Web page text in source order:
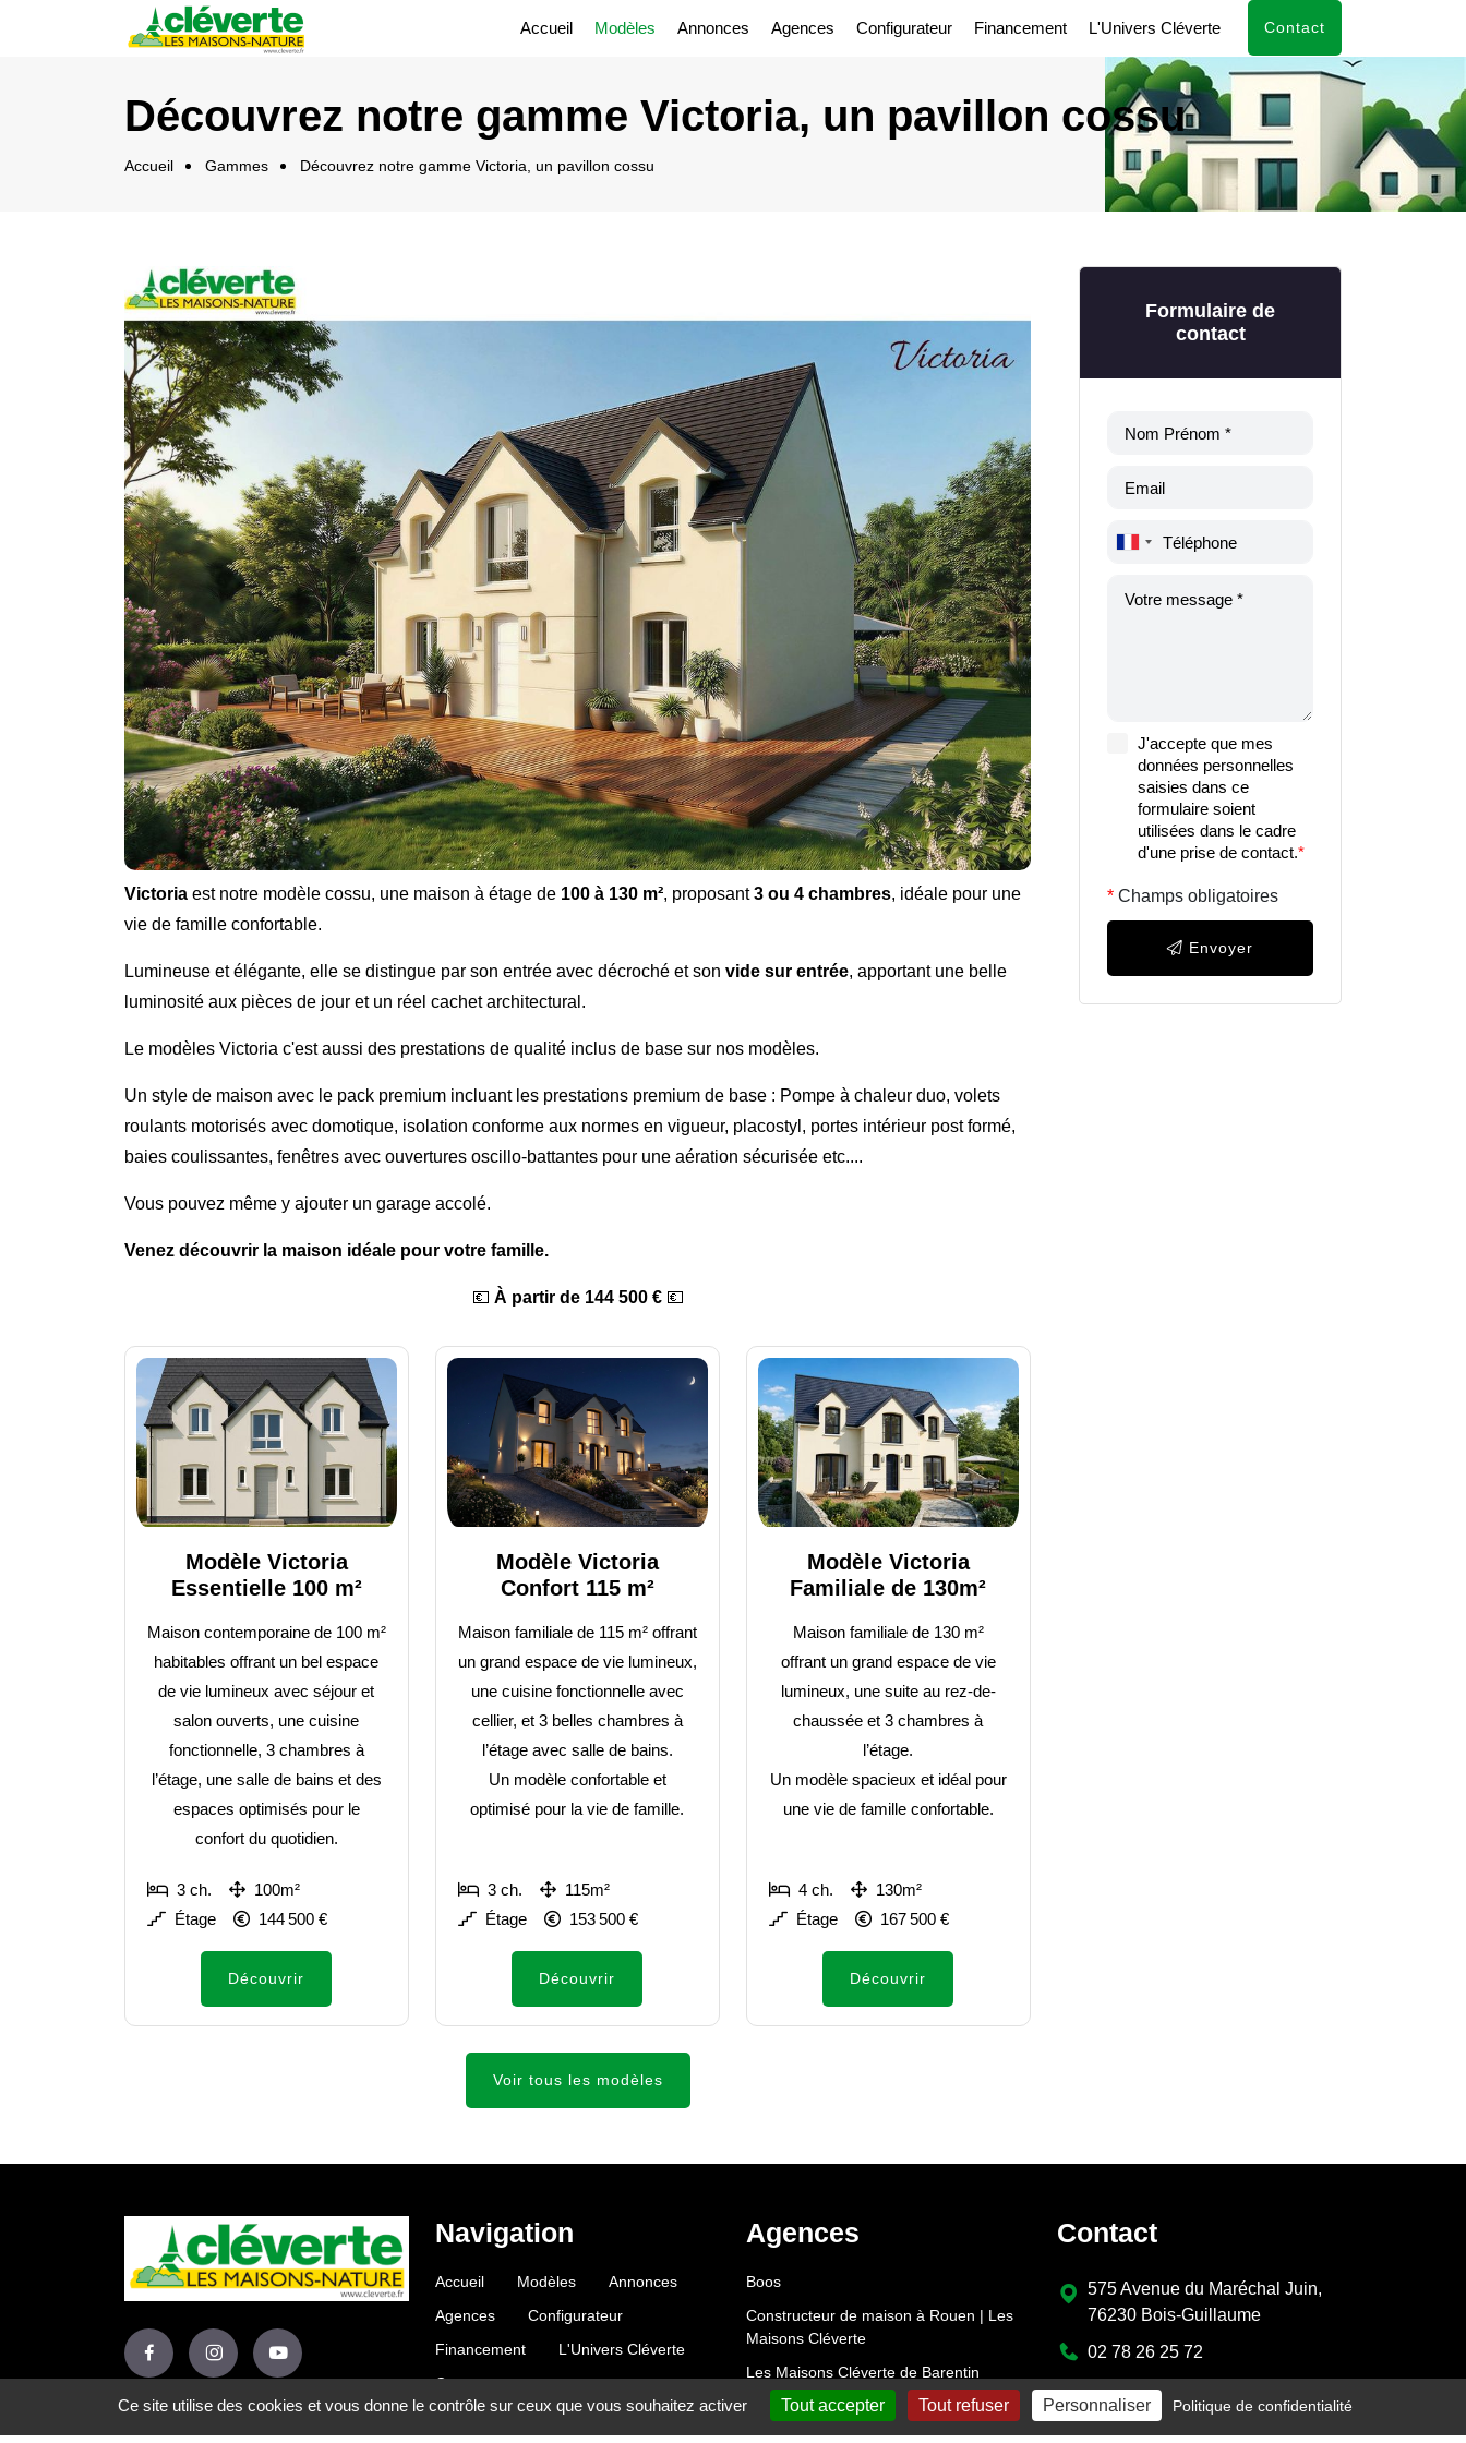
Accueil Modèles Annonces Agences Configurateur Financement L'Univers Cléverte Contact
Découvrez notre gamme Victoria, un pavillon cossu
Accueil Gammes Découvrez notre gamme Victoria, un pavillon cossu
Victoria est notre modèle cossu, une maison à étage de 100 à 130 m², proposant3 ou 4 chambres, idéale pour une
vie de famille confortable.
Lumineuse et élégante, elle se distingue par son entrée avec décroché et son vide sur entrée, apportant une belle
luminosité aux pièces de jour et un réel cachet architectural.
Le modèles Victoria c'est aussi des prestations de qualité inclus de base sur nos modèles.
Un style de maison avec le pack premium incluant les prestations premium de base : Pompe à chaleur duo, volets
roulants motorisés avec domotique, isolation conforme aux normes en vigueur, placostyl, portes intérieur post formé,
baies coulissantes, fenêtres avec ouvertures oscillo-battantes pour une aération sécurisée etc....
Vous pouvez même y ajouter un garage accolé.
Venez découvrir la maison idéale pour votre famille.
💶 À partir de 144 500 €💶
Modèle Victoria
Essentielle 100 m²
Maison contemporaine de 100 m²
habitables offrant un bel espace
de vie lumineux avec séjour et
salon ouverts, une cuisine
fonctionnelle, 3 chambres à
l’étage, une salle de bains et des
espaces optimisés pour le
confort du quotidien.
3 ch.
100m²
Étage
144 500 €
Découvrir
Modèle Victoria
Confort 115 m²
Maison familiale de 115 m² offrant
un grand espace de vie lumineux,
une cuisine fonctionnelle avec
cellier, et 3 belles chambres à
l’étage avec salle de bains.
Un modèle confortable et
optimisé pour la vie de famille.
3 ch.
115m²
Étage
153 500 €
Découvrir
Modèle Victoria
Familiale de 130m²
Maison familiale de 130 m²
offrant un grand espace de vie
lumineux, une suite au rez-de-
chaussée et 3 chambres à
l’étage.
Un modèle spacieux et idéal pour
une vie de famille confortable.
4 ch.
130m²
Étage
167 500 €
Découvrir
Voir tous les modèles
Formulaire de
contact
J'accepte que mes
données personnelles
saisies dans ce
formulaire soient
utilisées dans le cadre
d'une prise de contact.*
Champs obligatoires
Envoyer
Navigation
Accueil Modèles
Annonces
Agences
Configurateur
Financement
L'Univers Cléverte
Contact
Agences
Boos
Constructeur de maison à Rouen | Les
Maisons Cléverte
Les Maisons Cléverte de Barentin
Contact
575 Avenue du Maréchal Juin,
76230 Bois-Guillaume
02 78 26 25 72
contact@cleverte.fr
Panneau de gestion des cookies
Ce site utilise des cookies et vous donne le contrôle sur ceux que vous souhaitez activer Tout accepter Tout refuser Personnaliser Politique de confidentialité